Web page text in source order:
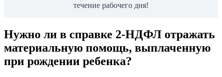
течение рабочего дня!
Нужно ли в справке 2-НДФЛ отражать
материальную помощь, выплаченную
при рождении ребенка?